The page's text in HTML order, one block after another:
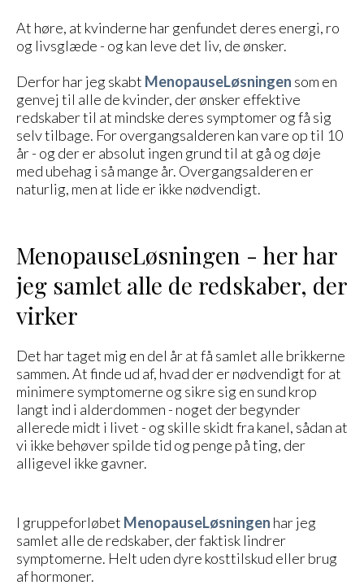
At høre, at kvinderne har genfundet deres energi, ro
og livsglæde - og kan leve det liv, de ønsker.
Derfor har jeg skabt MenopauseLøsningen som en
genvej til alle de kvinder, der ønsker effektive
redskaber til at mindske deres symptomer og få sig
selv tilbage. For overgangsalderen kan vare op til 10
år - og der er absolut ingen grund til at gå og døje
med ubehag i så mange år. Overgangsalderen er
naturlig, men at lide er ikke nødvendigt.
MenopauseLøsningen - her har
jeg samlet alle de redskaber, der
virker
Det har taget mig en del år at få samlet alle brikkerne
sammen. At finde ud af, hvad der er nødvendigt for at
minimere symptomerne og sikre sig en sund krop
langt ind i alderdommen - noget der begynder
allerede midt i livet - og skille skidt fra kanel, sådan at
vi ikke behøver spilde tid og penge på ting, der
alligevel ikke gavner.
I gruppeforløbet MenopauseLøsningen har jeg
samlet alle de redskaber, der faktisk lindrer
symptomerne. Helt uden dyre kosttilskud eller brug
af hormoner.